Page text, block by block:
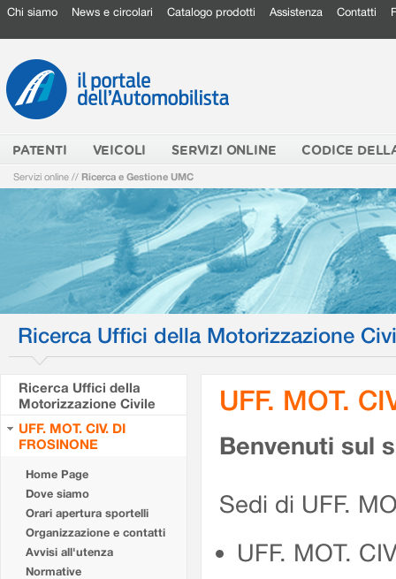
Chi siamo News e circolari Catalogo prodotti Assistenza Contatti
PATENTI VEICOLI SERVIZI ONLINE CODICE
Servizi online // Ricerca e Gestione UMC
Ricerca Uffici della Motorizzazione
Ricerca Uffici della
Motorizzazione Civile
UFF. MOT. CIV. DI
FROSINONE
Home Page
Dove siamo
Orari apertura sportelli
Organizzazione e contatti
Avvisi all'utenza
Normative
UFF. MOT.
Benvenuti sul
Sedi di UFF.
UFF. MOT.